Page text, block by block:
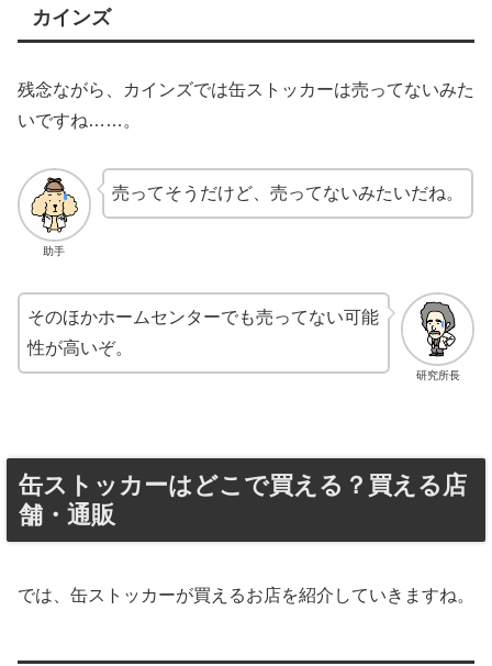
カインズ
残念ながら、カインズでは缶ストッカーは売ってないみた
いですね……。
助手
売ってそうだけど、売ってないみたいだね。
研究所長
そのほかホームセンターでも売ってない可能
性が高いぞ。
缶ストッカーはどこで買える？買える店
舗・通販
では、缶ストッカーが買えるお店を紹介していきますね。